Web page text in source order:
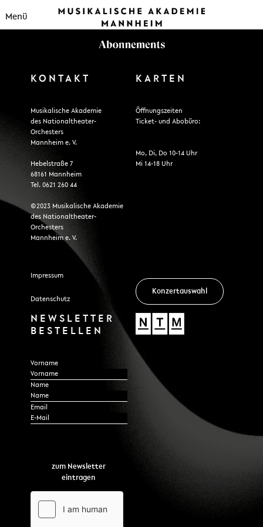
Menü
KONTAKT
Musikalische Akademie
des Nationaltheater-
Orchesters
Mannheim e. V.
Hebelstraße 7
68161 Mannheim
Tel. 0621 260 44
©2023 Musikalische Akademie
des Nationaltheater-
Orchesters
Mannheim e. V.
Impressum
Datenschutz
KARTEN
Öffnungszeiten
Ticket- und Abobüro:
Mo, Di, Do 10-14 Uhr
Mi 14-18 Uhr
Konzertauswahl
NEWSLETTER
BESTELLEN
Section
Vorname
Name
Email
zum Newsletter
eintragen